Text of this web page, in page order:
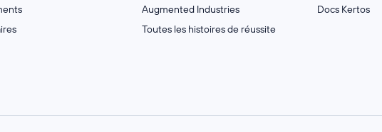
Augmented Industries
Toutes les histoires de réussite
Docs Kertos